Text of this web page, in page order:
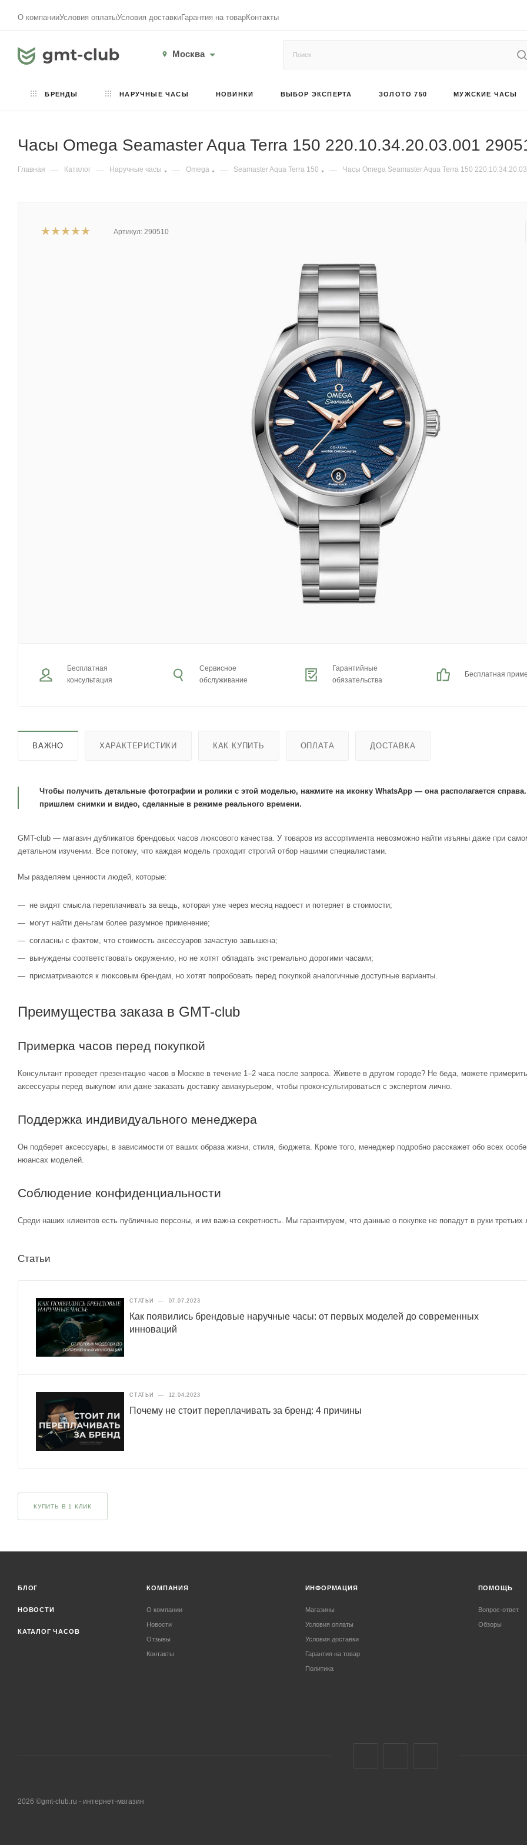
О компанииУсловия оплатыУсловия доставкиГарантия на товарКонтакты
Москва
БРЕНДЫ НАРУЧНЫЕ ЧАСЫ НОВИНКИ ВЫБОР ЭКСПЕРТА ЗОЛОТО 750 МУЖСКИЕ ЧАСЫ
Часы Omega Seamaster Aqua Terra 150 220.10.34.20.03.001
Главная — Каталог — Наручные часы — Omega — Seamaster Aqua Terra 150 — Часы Omega Seamaster Aqua Terra 150
Артикул: 290510
Бесплатная
консультация
Сервисное
обслуживание
Гарантийные
обязательства
Бесплатная
ВАЖНО ХАРАКТЕРИСТИКИ КАК КУПИТЬ ОПЛАТА ДОСТАВКА
Чтобы получить детальные фотографии и ролики с этой моделью, нажмите на иконку WhatsApp — она располагается
пришлем снимки и видео, сделанные в режиме реального времени.
GMT-club — магазин дубликатов брендовых часов люксового качества. У товаров из ассортимента невозможно найти изъяны даже при
детальном изучении. Все потому, что каждая модель проходит строгий отбор нашими специалистами.
Мы разделяем ценности людей, которые:
не видят смысла переплачивать за вещь, которая уже через месяц надоест и потеряет в стоимости;
могут найти деньгам более разумное применение;
согласны с фактом, что стоимость аксессуаров зачастую завышена;
вынуждены соответствовать окружению, но не хотят обладать экстремально дорогими часами;
присматриваются к люксовым брендам, но хотят попробовать перед покупкой аналогичные доступные варианты.
Преимущества заказа в GMT-club
Примерка часов перед покупкой
Консультант проведет презентацию часов в Москве в течение 1–2 часа после запроса. Живете в другом городе? Не беда, можете примерить
аксессуары перед выкупом или даже заказать доставку авиакурьером, чтобы проконсультироваться с экспертом лично.
Поддержка индивидуального менеджера
Он подберет аксессуары, в зависимости от ваших образа жизни, стиля, бюджета. Кроме того, менеджер подробно расскажет обо всех
нюансах моделей.
Соблюдение конфиденциальности
Среди наших клиентов есть публичные персоны, и им важна секретность. Мы гарантируем, что данные о покупке не попадут в руки третьих
Статьи
СТАТЬИ — 07.07.2023
Как появились брендовые наручные часы: от первых моделей до современных
инноваций
СТАТЬИ — 12.04.2023
Почему не стоит переплачивать за бренд: 4 причины
КУПИТЬ В 1 КЛИК
БЛОГ
НОВОСТИ
КАТАЛОГ ЧАСОВ
КОМПАНИЯ
О компании
Новости
Отзывы
Контакты
ИНФОРМАЦИЯ
Магазины
Условия оплаты
Условия доставки
Гарантия на товар
Политика
ПОМОЩЬ
Вопрос-ответ
Обзоры
2026 ©gmt-club.ru - интернет-магазин